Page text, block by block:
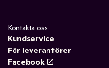
Kontakta oss
Kundservice
För leverantörer
Facebook